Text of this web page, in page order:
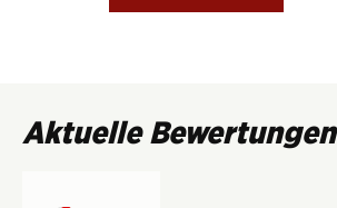
Aktuelle Bewertungen